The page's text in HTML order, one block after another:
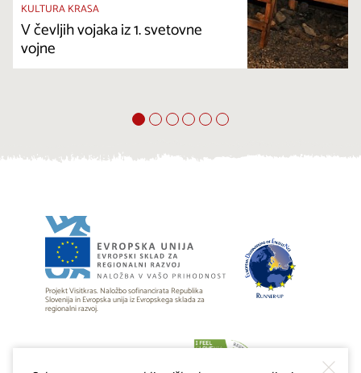
KULTURA KRASA
V čevljih vojaka iz 1. svetovne
vojne
Projekt Visitkras. Naložbo sofinancirata Republika
Slovenija in Evropska unija iz Evropskega sklada za
regionalni razvoj.